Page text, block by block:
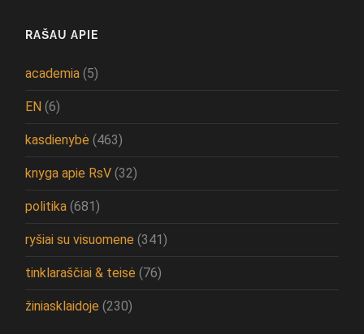
RAŠAU APIE
academia (5)
EN (6)
kasdienybė (463)
knyga apie RsV (32)
politika (681)
ryšiai su visuomene (341)
tinklaraščiai & teisė (76)
žiniasklaidoje (230)